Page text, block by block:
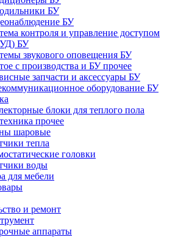
БУ
БУ
контроля и управление доступом
БУ
звукового оповещения БУ
с производства и БУ прочее
запчасти и аксессуары БУ
оборудование БУ
блоки для теплого пола
прочее
шаровые
тепла
головки
воды
для мебели
и ремонт
аппараты